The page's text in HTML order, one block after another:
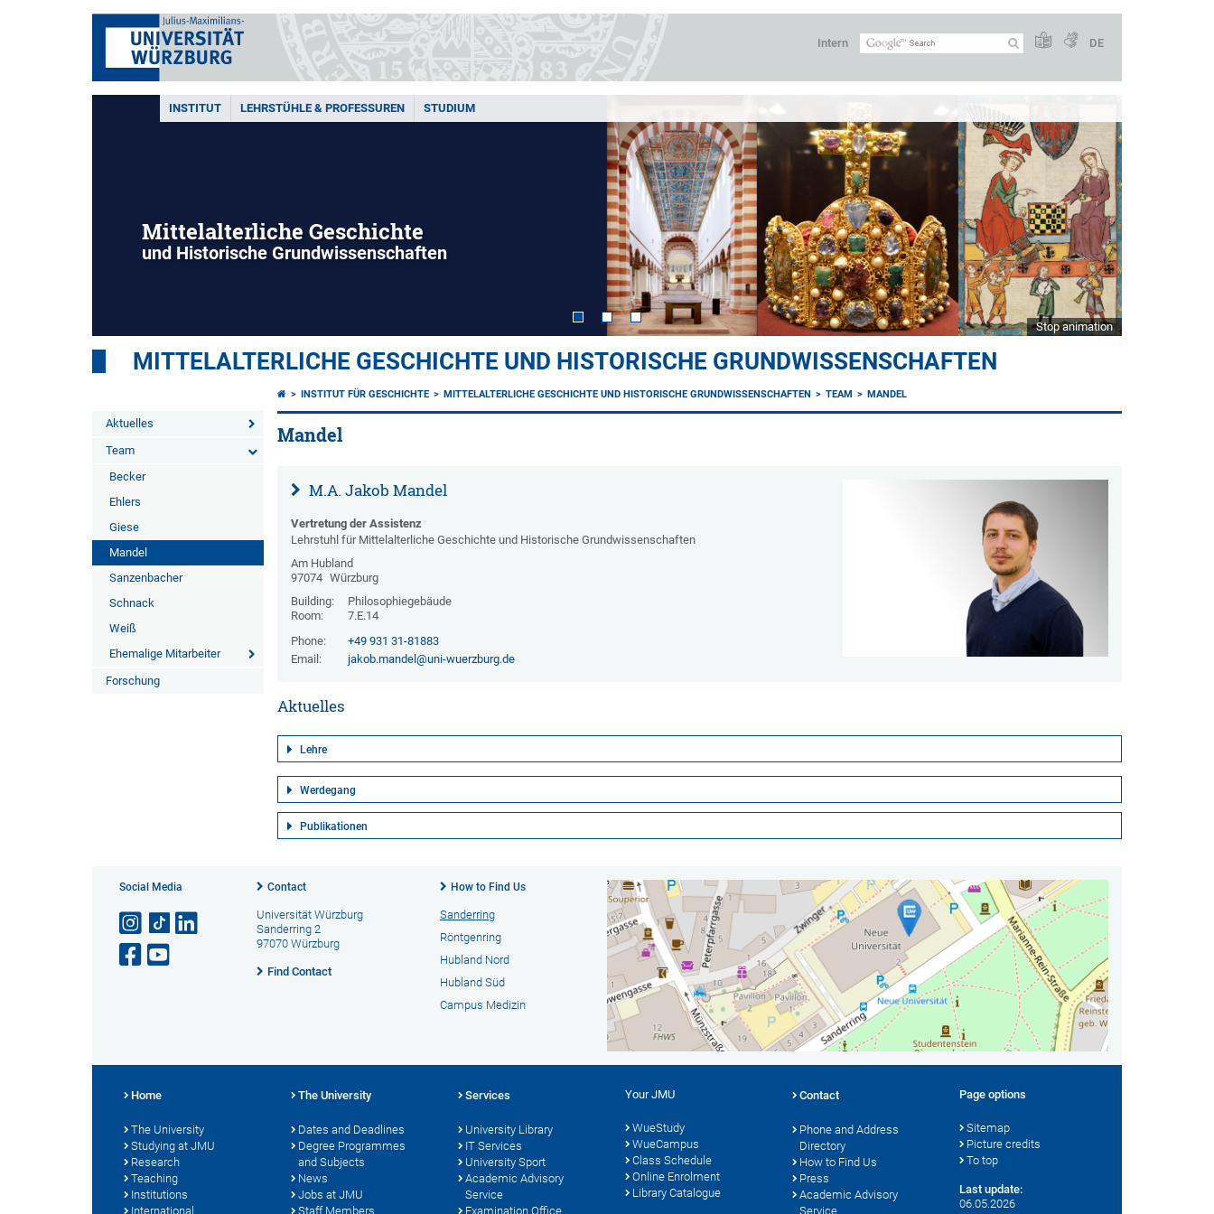
Intern DE
INSTITUT LEHRSTÜHLE & PROFESSUREN STUDIUM
Mittelalterliche Geschichte
und Historische Grundwissenschaften
Stop animation
MITTELALTERLICHE GESCHICHTE UND HISTORISCHE GRUNDWISSENSCHAFTEN
Aktuelles
Team
Becker
Ehlers
Giese
Mandel
Sanzenbacher
Schnack
Weiß
Ehemalige Mitarbeiter
Forschung
INSTITUT FÜR GESCHICHTE MITTELALTERLICHE GESCHICHTE UND HISTORISCHE GRUNDWISSENSCHAFTEN TEAM MANDEL
Mandel
M.A. Jakob Mandel
Vertretung der Assistenz
Lehrstuhl für Mittelalterliche Geschichte und Historische Grundwissenschaften
Am Hubland
97074 Würzburg
Building:
Philosophiegebäude
Room:
7.E.14
Phone:
+49 931 31-81883
Email:
jakob.mandel@uni-wuerzburg.de
Aktuelles
Lehre
Werdegang
Publikationen
Social Media Contact
Universität Würzburg
Sanderring 2
97070 Würzburg
Find Contact
How to Find Us
Sanderring
Röntgenring
Hubland Nord
Hubland Süd
Campus Medizin
Home
The University
Studying at JMU
Research
Teaching
Institutions
International
The University
Dates and Deadlines
Degree Programmes
and Subjects
News
Jobs at JMU
Staff Members
Services
University Library
IT Services
University Sport
Academic Advisory
Service
Examination Office
Your JMU
WueStudy
WueCampus
Class Schedule
Online Enrolment
Library Catalogue
Contact
Phone and Address
Directory
How to Find Us
Press
Academic Advisory
Service
Page options
Sitemap
Picture credits
To top
Last update:
06.05.2026